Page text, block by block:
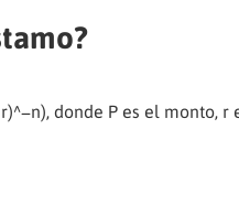
donde P es el monto,